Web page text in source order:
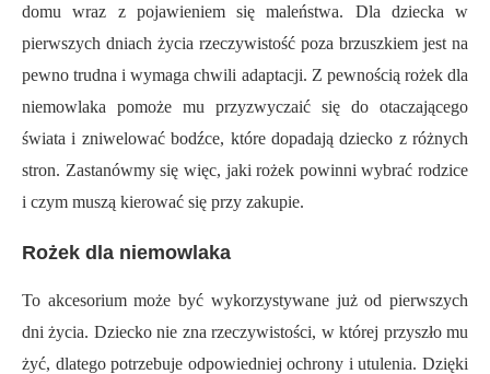
domu wraz z pojawieniem się maleństwa. Dla dziecka w
pierwszych dniach życia rzeczywistość poza brzuszkiem jest na
pewno trudna i wymaga chwili adaptacji. Z pewnością rożek dla
niemowlaka pomoże mu przyzwyczaić się do otaczającego
świata i zniwelować bodźce, które dopadają dziecko z różnych
stron. Zastanówmy się więc, jaki rożek powinni wybrać rodzice
i czym muszą kierować się przy zakupie.
Rożek dla niemowlaka
To akcesorium może być wykorzystywane już od pierwszych
dni życia. Dziecko nie zna rzeczywistości, w której przyszło mu
żyć, dlatego potrzebuje odpowiedniej ochrony i utulenia. Dzięki